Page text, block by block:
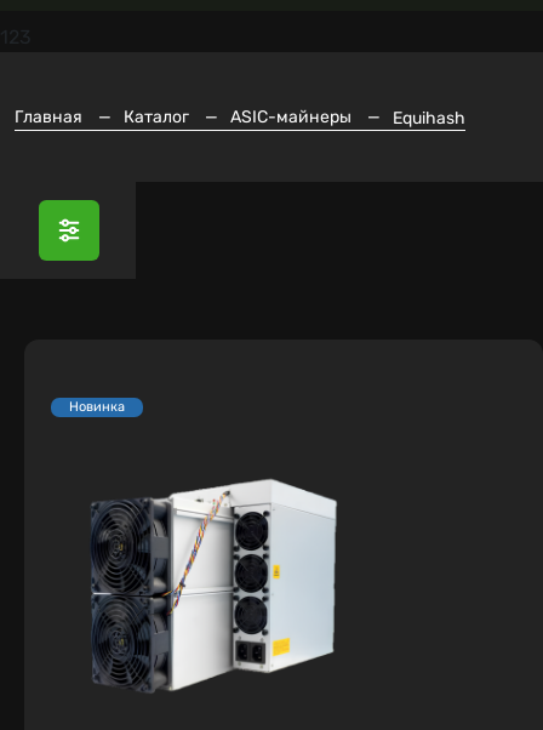
123
Главная — Каталог — ASIC-майнеры — Equihash
Новинка